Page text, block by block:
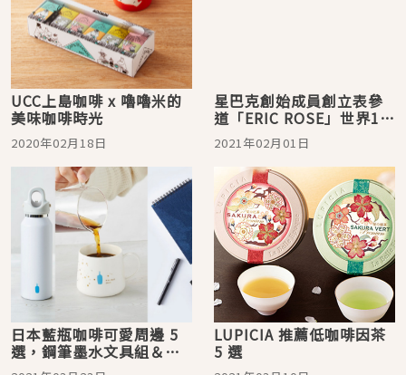
UCC上島咖啡 x 嚕嚕米的
美味咖啡時光
2020年02月18日
星巴克創始成員創立表參
道「ERIC ROSE」世界1號
店 即將在日本掀起咖啡新
熱潮！
2021年02月01日
日本藍瓶咖啡可愛周邊 5
選，鋼筆墨水文具組＆清
澄馬克杯必收！
LUPICIA 推薦低咖啡因茶
5 選